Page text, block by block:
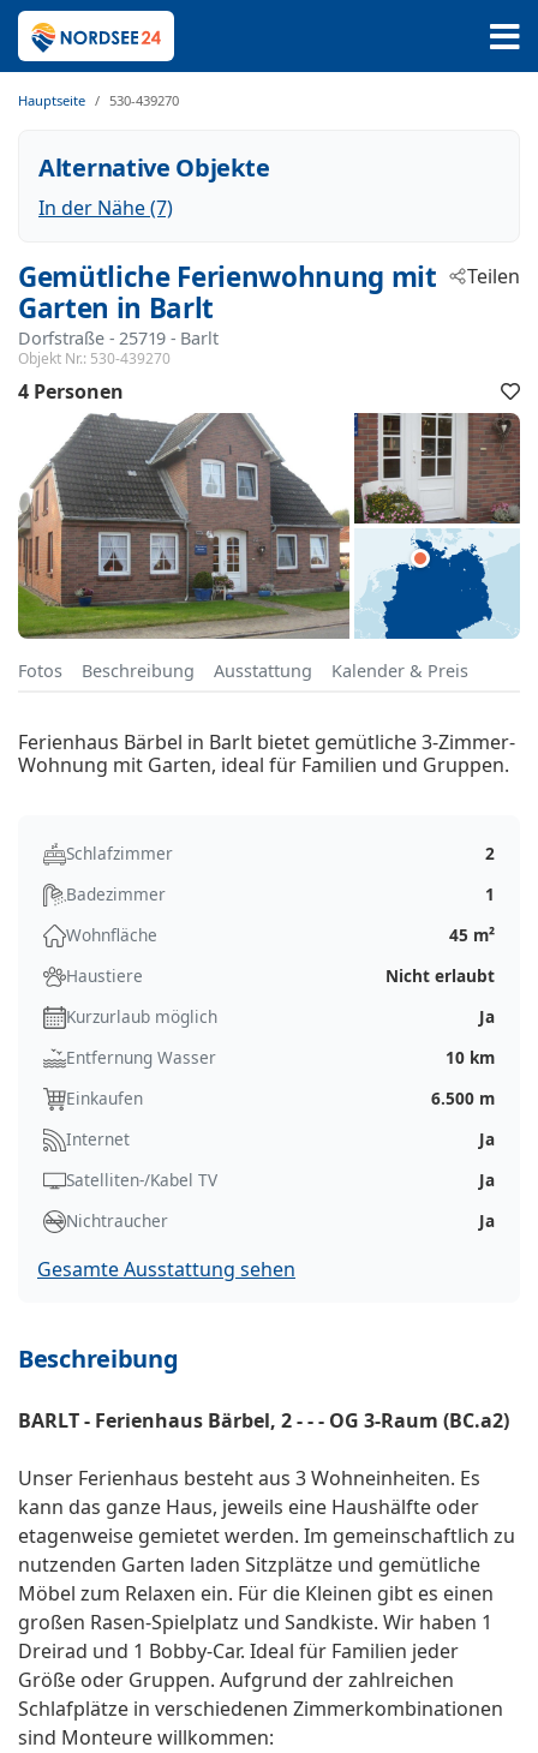
Hauptseite 530-439270
Alternative Objekte
In der Nähe (7)
Gemütliche Ferienwohnung mit
Garten in Barlt
Dorfstraße - 25719 - Barlt
Objekt Nr.: 530-439270
Teilen
4 Personen
Fotos Beschreibung Ausstattung Kalender & Preis
Ferienhaus Bärbel in Barlt bietet gemütliche 3-Zimmer-
Wohnung mit Garten, ideal für Familien und Gruppen.
Schlafzimmer
2
Badezimmer
1
Wohnfläche
45 m²
Haustiere
Nicht erlaubt
Kurzurlaub möglich
Ja
Entfernung Wasser
10 km
Einkaufen
6.500 m
Internet
Ja
Satelliten-/Kabel TV
Ja
Nichtraucher
Ja
Gesamte Ausstattung sehen
Beschreibung
BARLT - Ferienhaus Bärbel, 2 - - - OG 3-Raum (BC.a2)
Unser Ferienhaus besteht aus 3 Wohneinheiten. Es
kann das ganze Haus, jeweils eine Haushälfte oder
etagenweise gemietet werden. Im gemeinschaftlich zu
nutzenden Garten laden Sitzplätze und gemütliche
Möbel zum Relaxen ein. Für die Kleinen gibt es einen
großen Rasen-Spielplatz und Sandkiste. Wir haben 1
Dreirad und 1 Bobby-Car. Ideal für Familien jeder
Größe oder Gruppen. Aufgrund der zahlreichen
Schlafplätze in verschiedenen Zimmerkombinationen
sind Monteure willkommen: